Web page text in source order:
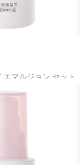
マルジョン セット